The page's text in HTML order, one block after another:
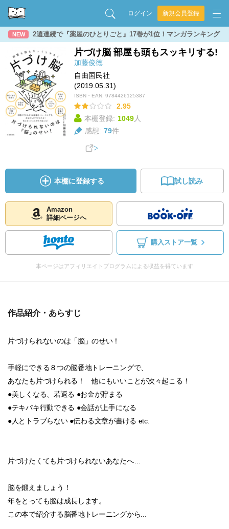
ログイン 新規会員登録
NEW 2週連続で『薬屋のひとりごと』17巻が1位！マンガランキング
片づけ脳 部屋も頭もスッキリする!
加藤俊徳
自由国民社
(2019.05.31)
ISBN・EAN: 9784426125387
2.95
本棚登録: 1049人
感想: 79件
本棚に登録する 試し読み
Amazon
詳細ページへ
購入ストア一覧
本ページはアフィリエイトプログラムによる収益を得ています
作品紹介・あらすじ
片づけられないのは「脳」のせい！
手軽にできる８つの脳番地トレーニングで、
あなたも片づけられる！ 他にもいいことが次々起こる！
●美しくなる、若返る ●お金が貯まる
●テキパキ行動できる ●会話が上手になる
●人とトラブらない ●伝わる文章が書ける etc.
片づけたくても片づけられないあなたへ…
脳を鍛えましょう！
年をとっても脳は成長します。
この本で紹介する脳番地トレーニングから...